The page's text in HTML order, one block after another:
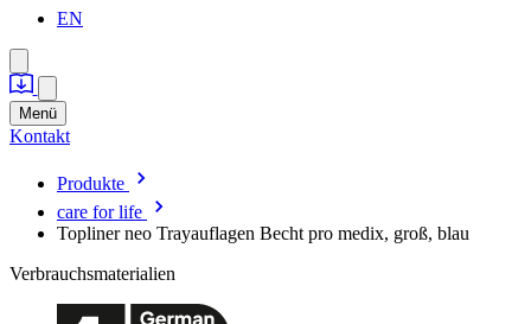
EN
Menü
Kontakt
Produkte
care for life
Topliner neo Trayauflagen Becht pro medix, groß, blau
Verbrauchsmaterialien